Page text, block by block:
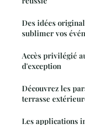
Des idées
sublimer vos
Accès privilégié
d'exception
Découvrez les
terrasse
Les applications